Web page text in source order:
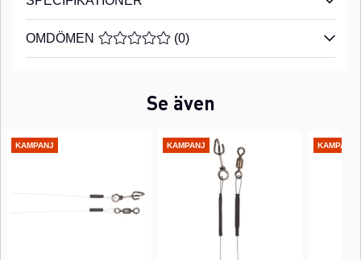
OMDÖMEN MEDELBETYG 0 AV 5 ANTAL BETYG 0
(0)
Se även
KAMPANJ KAMPANJ KAMPANJ